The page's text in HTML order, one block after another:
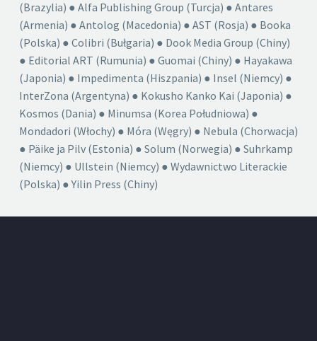
(Brazylia) ● Alfa Publishing Group (Turcja) ● Antares
(Armenia) ● Antolog (Macedonia) ● AST (Rosja) ● Booka
(Polska) ● Colibri (Bułgaria) ● Dook Media Group (Chiny)
● Editorial ART (Rumunia) ● Guomai (Chiny) ● Hayakawa
(Japonia) ● Impedimenta (Hiszpania) ● Insel (Niemcy) ●
InterZona (Argentyna) ● Kokusho Kanko Kai (Japonia) ●
Kosmos (Dania) ● Minumsa (Korea Południowa) ●
Mondadori (Włochy) ● Móra (Węgry) ● Nebula (Chorwacja)
● Päike ja Pilv (Estonia) ● Solum (Norwegia) ● Suhrkamp
(Niemcy) ● Ullstein (Niemcy) ● Wydawnictwo Literackie
(Polska) ● Yilin Press (Chiny)